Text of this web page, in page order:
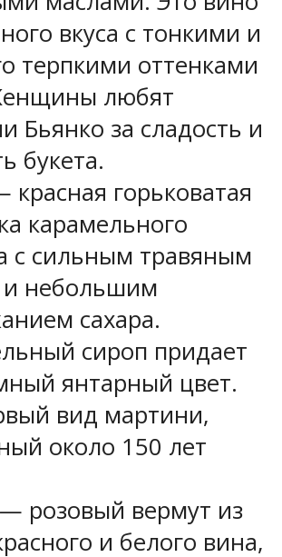
вкуса с тонкими и
терпкими оттенками
любят
Бьянко за сладость и
букета.
красная горьковатая
карамельного
с сильным травяным
и небольшим
сахара.
сироп придает
янтарный цвет.
вид мартини,
около 150 лет
розовый вермут из
и белого вина,